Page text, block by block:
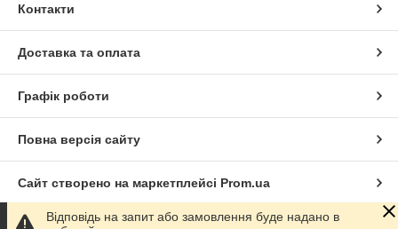
Контакти
Доставка та оплата
Графік роботи
Повна версія сайту
Сайт створено на маркетплейсі Prom.ua
Відповідь на запит або замовлення буде надано в